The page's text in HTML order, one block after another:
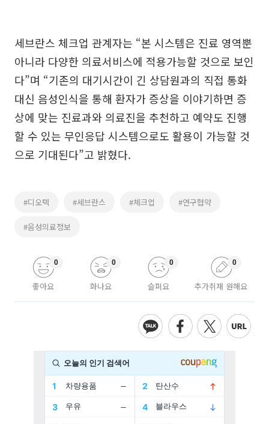
세브란스 체크업 관계자는 “본 시스템은 진료 영역뿐
아니라 다양한 의료서비스에 적용가능할 것으로 보인
다”며 “기존의 대기시간이 긴 상담원과의 직접 통화
대신 음성인식을 통해 환자가 증상을 이야기하면 증
상에 맞는 진료과와 의료진을 추천하고 예약도 진행
할 수 있는 무인응답 시스템으로도 활용이 가능할 것
으로 기대된다”고 밝혔다.
#디오텍 #세브란스 #체크업 #연구협약
#음성의료정보
좋아요
0
화나요
0
슬퍼요
0
추가취재 원해요
0